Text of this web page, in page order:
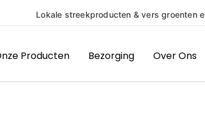
& vers groenten en fruit
Producten Bezorging Over Ons